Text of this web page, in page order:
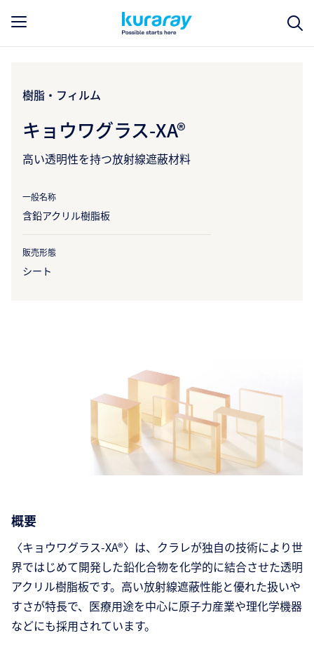
樹脂・フィルム
キョウワグラス-XA®
高い透明性を持つ放射線遮蔽材料
一般名称
含鉛アクリル樹脂板
販売形態
シート
概要
〈キョウワグラス-XA®〉は、クラレが独自の技術により世
界ではじめて開発した鉛化合物を化学的に結合させた透明
アクリル樹脂板です。高い放射線遮蔽性能と優れた扱いや
すさが特長で、医療用途を中心に原子力産業や理化学機器
などにも採用されています。